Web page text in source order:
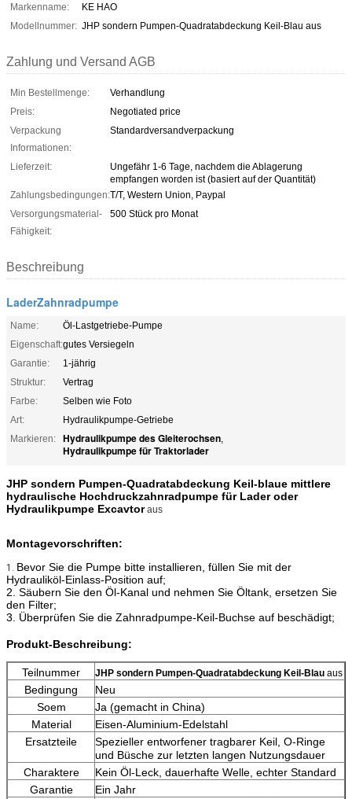
Markenname:
KE HAO
Modellnummer: JHP sondern Pumpen-Quadratabdeckung Keil-Blau aus
Zahlung und Versand AGB
Min Bestellmenge:
Verhandlung
Preis:
Negotiated price
Verpackung
Informationen:
Standardversandverpackung
Lieferzeit:
Ungefähr 1-6 Tage, nachdem die Ablagerung
empfangen worden ist (basiert auf der Quantität)
Zahlungsbedingungen:T/T, Western Union, Paypal
Versorgungsmaterial-
Fähigkeit:
500 Stück pro Monat
Beschreibung
LaderZahnradpumpe
Name:
Öl-Lastgetriebe-Pumpe
Eigenschaft:gutes Versiegeln
Garantie:
1-jährig
Struktur:
Vertrag
Farbe:
Selben wie Foto
Art:
Hydraulikpumpe-Getriebe
Markieren:
Hydraulikpumpe des Gleiterochsen,
Hydraulikpumpe für Traktorlader
JHP sondern Pumpen-Quadratabdeckung Keil-blaue mittlere
hydraulische Hochdruckzahnradpumpe für Lader oder
Hydraulikpumpe Excavtoraus
Montagevorschriften:
1. Bevor Sie die Pumpe bitte installieren, füllen Sie mit der
Hydrauliköl-Einlass-Position auf;
2. Säubern Sie den Öl-Kanal und nehmen Sie Öltank, ersetzen Sie
den Filter;
3. Überprüfen Sie die Zahnradpumpe-Keil-Buchse auf beschädigt;
Produkt-Beschreibung:
Teilnummer JHP sondern Pumpen-Quadratabdeckung Keil-Blau aus
Bedingung
Neu
Soem
Ja (gemacht in China)
Material
Eisen-Aluminium-Edelstahl
Ersatzteile
Spezieller entworfener tragbarer Keil, O-Ringe
und Büsche zur letzten langen Nutzungsdauer
Charaktere
Kein Öl-Leck, dauerhafte Welle, echter Standard
Garantie
Ein Jahr